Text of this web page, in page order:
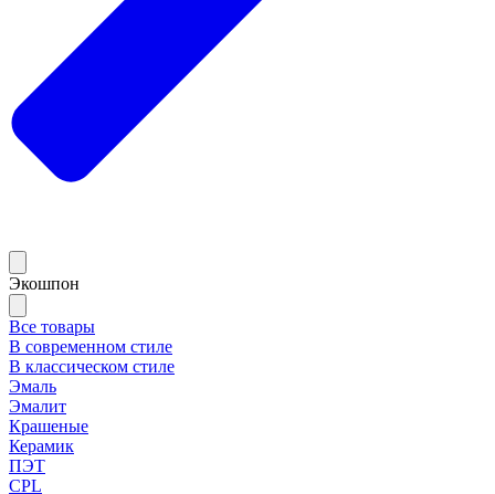
Экошпон
Все товары
В современном стиле
В классическом стиле
Эмаль
Эмалит
Крашеные
Керамик
ПЭТ
CPL